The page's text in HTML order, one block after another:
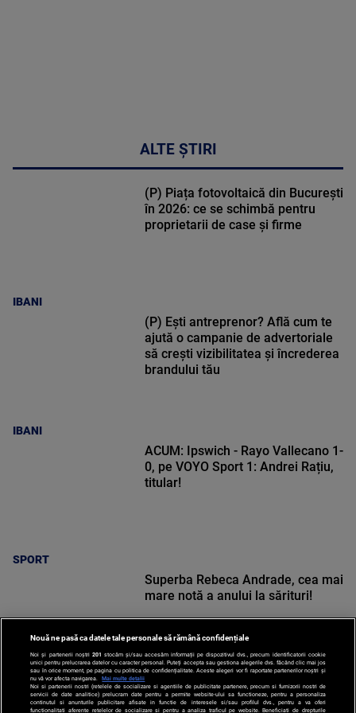
ALTE ȘTIRI
IBANI
(P) Piața fotovoltaică din București
în 2026: ce se schimbă pentru
proprietarii de case și firme
IBANI
(P) Ești antreprenor? Află cum te
ajută o campanie de advertoriale
să crești vizibilitatea și încrederea
brandului tău
SPORT
ACUM: Ipswich - Rayo Vallecano 1-
0, pe VOYO Sport 1: Andrei Rațiu,
titular!
SPORT
Superba Rebeca Andrade, cea mai
mare notă a anului la sărituri!
Nouă ne pasă ca datele tale personale să rămână confidențiale
Noi și partenerii noștri 201 stocăm și/sau accesăm informații pe dispozitivul dvs., precum identificatorii cookie
unici pentru prelucrarea datelor cu caracter personal. Puteți accepta sau gestiona alegerile dvs. făcând clic mai jos
sau în orice moment, pe pagina cu politica de confidențialitate. Aceste alegeri vor fi raportate partenerilor noștri și
nu vă vor afecta navigarea.
Mai multe detalii
Noi si partenerii nostri (retelele de socializare si agentiile de publicitate partenere, precum si furnizorii nostri de
servicii de date analitice) prelucram date pentru a permite website-ului sa functioneze, pentru a personaliza
continutul si anunturile publicitare afisate in functie de interesele si/sau profilul dvs., pentru a va oferi
functionalitati aferente retelelor de socializare si pentru a analiza traficul pe website. Beneficiati de drepturile